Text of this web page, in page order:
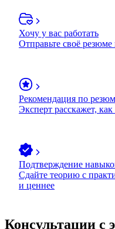
Хочу у вас работать
Отправьте своё
Рекомендация по
Эксперт расскажет,
Подтверждение
Сдайте теорию с
и ценнее
Консультации с